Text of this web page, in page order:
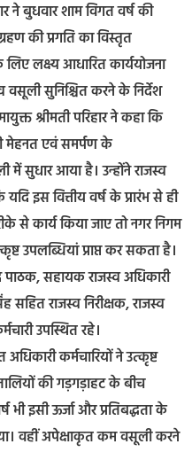
ने बुधवार शाम विगत वर्ष की
की प्रगति का विस्तृत
लक्ष्य आधारित कार्ययोजना
वसूली सुनिश्चित करने के निर्देश
श्रीमती परिहार ने कहा कि
मेहनत एवं समर्पण के
में सुधार आया है। उन्होंने राजस्व
इस वित्तीय वर्ष के प्रारंभ से ही
से कार्य किया जाए तो नगर निगम
उपलब्धियां प्राप्त कर सकता है।
पाठक, सहायक राजस्व अधिकारी
सहित राजस्व निरीक्षक, राजस्व
उपस्थित रहे।
कर्मचारियों ने उत्कृष्ट
की गड़गड़ाहट के बीच
भी इसी ऊर्जा और प्रतिबद्धता के
वहीं अपेक्षाकृत कम वसूली करने